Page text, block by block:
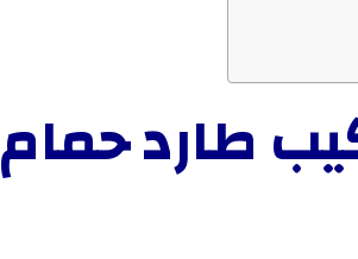
طارد حمام